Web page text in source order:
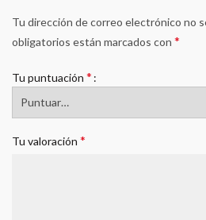
Tu dirección de correo electrónico no
obligatorios están marcados con *
Tu puntuación *
Tu valoración *